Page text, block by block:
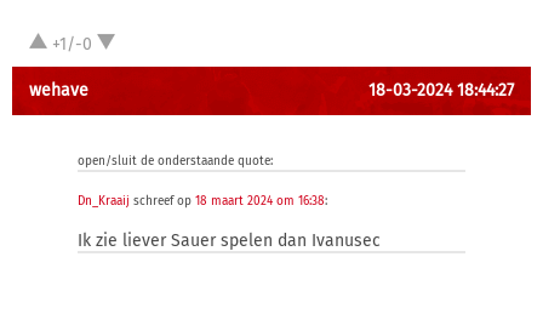
+1/-0
wehave 18-03-2024 18:44:27
open/sluit de onderstaande quote:
Dn_Kraaij schreef op 18 maart 2024 om 16:38:
Ik zie liever Sauer spelen dan Ivanusec